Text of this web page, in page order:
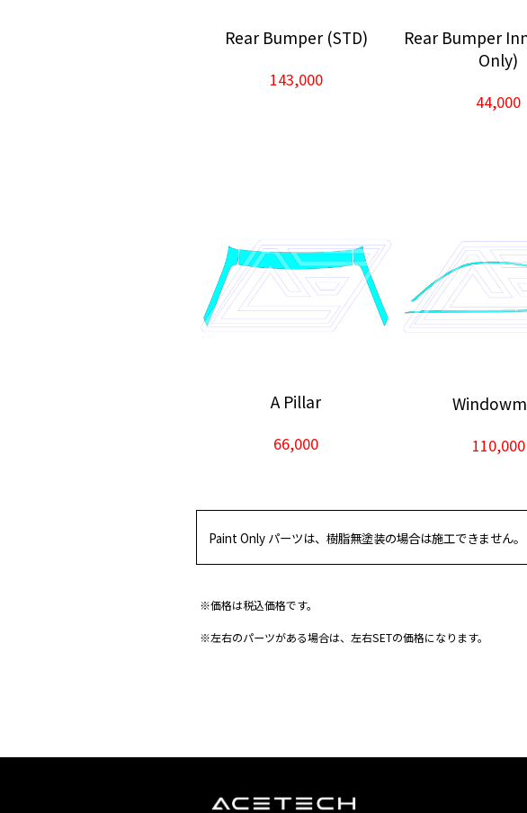
Rear Bumper (STD)
143,000
Rear Bumper
Only)
44,000
A Pillar
66,000 110,000
Paint Only パーツは、樹脂無塗装の場合は施工できません。
※価格は税込価格です。
※左右のパーツがある場合は、左右SETの価格になります。